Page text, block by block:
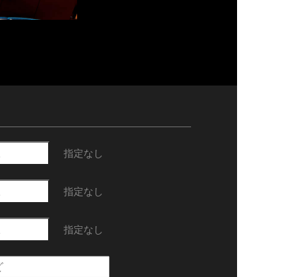
指定なし
指定なし
指定なし